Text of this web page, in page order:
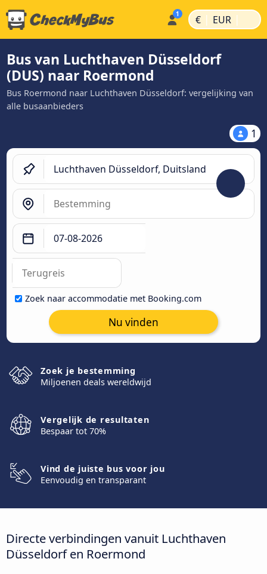
€ | EUR |
Bus van Luchthaven Düsseldorf
(DUS) naar Roermond
Bus Roermond naar Luchthaven Düsseldorf: vergelijking van
alle busaanbieders
1
Zoek naar accommodatie met Booking.com
Nu vinden
Zoek je bestemming
Miljoenen deals wereldwijd
Vergelijk de resultaten
Bespaar tot 70%
Vind de juiste bus voor jou
Eenvoudig en transparant
Directe verbindingen vanuit Luchthaven
Düsseldorf en Roermond